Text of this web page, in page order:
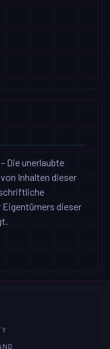
Die unerlaubte
Inhalten dieser
Eigentümers dieser